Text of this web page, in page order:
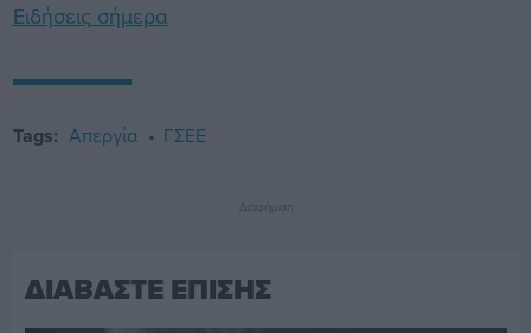
Ειδήσεις σήμερα
Tags: Απεργία ΓΣΕΕ
Διαφήμιση
ΔΙΑΒΑΣΤΕ ΕΠΙΣΗΣ